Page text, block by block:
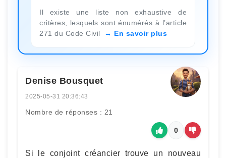
Il existe une liste non exhaustive de
critères, lesquels sont énumérés à l’article
271 du Code Civil
En savoir plus
Denise Bousquet
2025-05-31 20:36:43
Nombre de réponses : 21
0
Si le conjoint créancier trouve un nouveau